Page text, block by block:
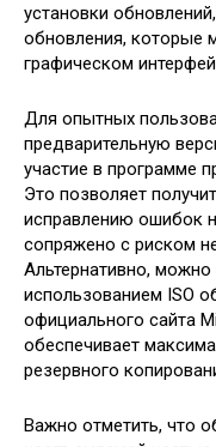
установки
обновления, которые
графическом
Для опытных
предварительную
участие в программе
Это позволяет
исправлению ошибок
сопряжено с риском
Альтернативно,
использованием ISO
официального сайта
обеспечивает
резервного
Важно отметить, что